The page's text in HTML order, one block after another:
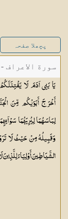
پچھلا صفحہ
سورة الاعراف -
يَا بَنِي آدَمَ لَا
أَخْرَجَ أَبَوَيْكُم مِّنَ
لِبَاسَهُمَا لِيُرِيَهُمَا
وَقَبِيلُهُ مِنْ حَيْثُ لَا
الشَّيَاطِينَ أَوْلِيَاءَ لِلَّذِينَ